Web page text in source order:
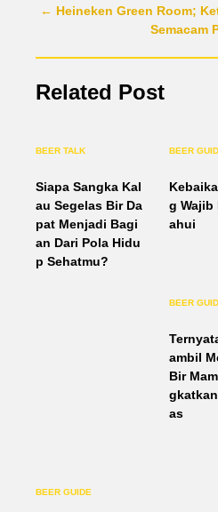
← Heineken Green Room;
Semacam
Related Post
BEER TALK
Siapa Sangka Kal
au Segelas Bir Da
pat Menjadi Bagi
an Dari Pola Hidu
p Sehatmu?
BEER
g Wajib
ahui
BEER
ambil
Bir
as
BEER GUIDE